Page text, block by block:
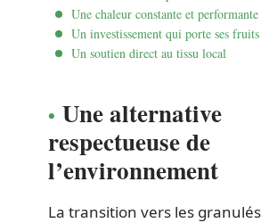
Une chaleur constante et performante
Un investissement qui porte ses fruits
Un soutien direct au tissu local
Une alternative
respectueuse de
l’environnement
La transition vers les